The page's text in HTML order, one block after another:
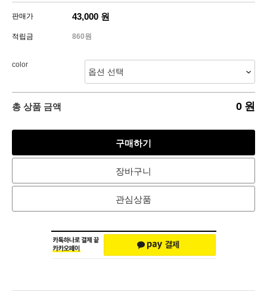
판매가 43,000 원
적립금 860원
color
총 상품 금액 0 원
구매하기
장바구니
관심상품